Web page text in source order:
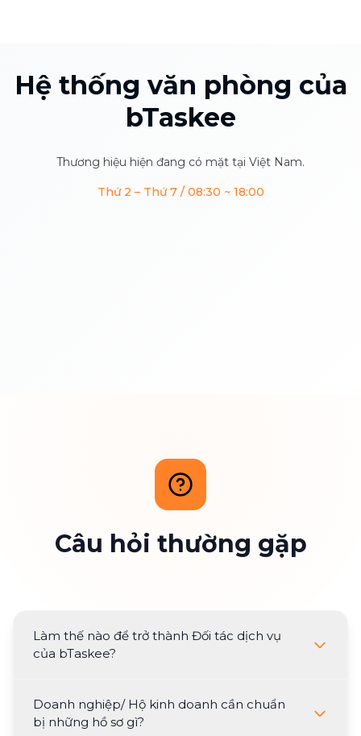
Hệ thống văn phòng của
bTaskee
Thương hiệu hiện đang có mặt tại Việt Nam.
Thứ 2 – Thứ 7 / 08:30 ~ 18:00
Câu hỏi thường gặp
Làm thế nào để trở thành Đối tác dịch vụ
của bTaskee?
Doanh nghiệp/ Hộ kinh doanh cần chuẩn
bị những hồ sơ gì?